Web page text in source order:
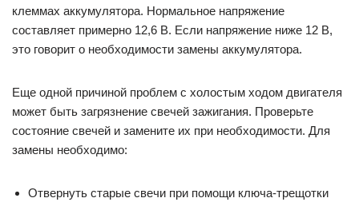
клеммах аккумулятора. Нормальное напряжение
составляет примерно 12,6 В. Если напряжение ниже 12 В,
это говорит о необходимости замены аккумулятора.
Еще одной причиной проблем с холостым ходом двигателя
может быть загрязнение свечей зажигания. Проверьте
состояние свечей и замените их при необходимости. Для
замены необходимо:
Отвернуть старые свечи при помощи ключа-трещотки